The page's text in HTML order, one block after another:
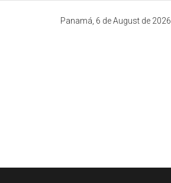
Panamá, 6 de August de 2026.